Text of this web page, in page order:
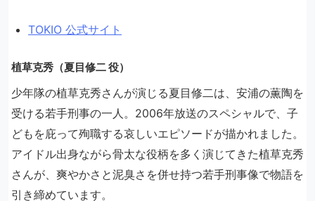
TOKIO 公式サイト
植草克秀（夏目修二 役）
少年隊の植草克秀さんが演じる夏目修二は、安浦の薫陶を
受ける若手刑事の一人。2006年放送のスペシャルで、子
どもを庇って殉職する哀しいエピソードが描かれました。
アイドル出身ながら骨太な役柄を多く演じてきた植草克秀
さんが、爽やかさと泥臭さを併せ持つ若手刑事像で物語を
引き締めています。